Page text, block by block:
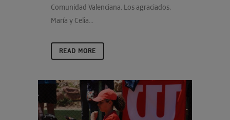
Comunidad Valenciana. Los agraciados,
María y Celia...
READ MORE